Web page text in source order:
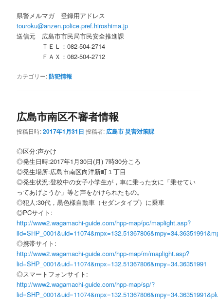
県警メルマガ 登録用アドレス
touroku@anzen.police.pref.hiroshima.jp
送信元 広島市市民局市民安全推進課
ＴＥＬ：082-504-2714
ＦＡＸ：082‐504-2712
カテゴリー:防犯情報
広島市南区不審者情報
投稿日時:2017年1月31日 投稿者: 広島市 災害対策課
◎区分:声かけ
◎発生日時:2017年1月30日(月) 7時30分ころ
◎発生場所:広島市南区向洋新町１丁目
◎発生状況:登校中の女子小学生が，車に乗った女に「乗せてい
ってあげようか」等と声をかけられたもの。
◎犯人:30代，黒色様自動車（セダンタイプ）に乗車
◎PCサイト:
http://www2.wagamachi-guide.com/hpp-map/pc/maplight.asp?
◎携帯サイト:
http://www2.wagamachi-guide.com/hpp-map/m/maplight.asp?
lid=SHP_0001&uid=11074&mpx=132.51367806&mpy=34.36351991
◎スマートフォンサイト:
http://www2.wagamachi-guide.com/hpp-map/sp/?